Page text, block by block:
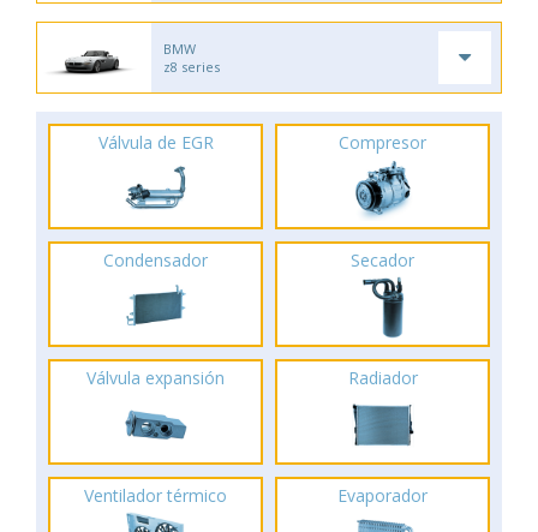
BMW
z8 series
Válvula de EGR Compresor
Condensador Secador
Válvula expansión Radiador
Ventilador térmico Evaporador